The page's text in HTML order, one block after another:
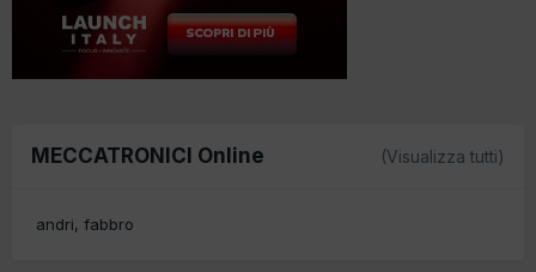
MECCATRONICI Online (Visualizza tutti)
andri fabbro